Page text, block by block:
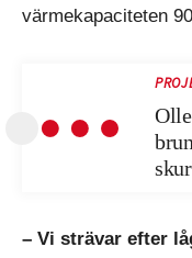
värmekapaciteten
– Vi strävar efter